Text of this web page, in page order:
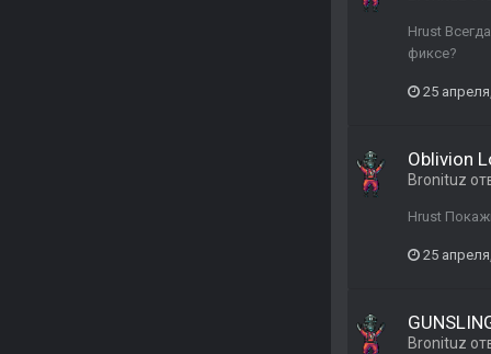
Hrust
фиксе?
25
Oblivion
Bronituz
Hrust
25
Bronituz